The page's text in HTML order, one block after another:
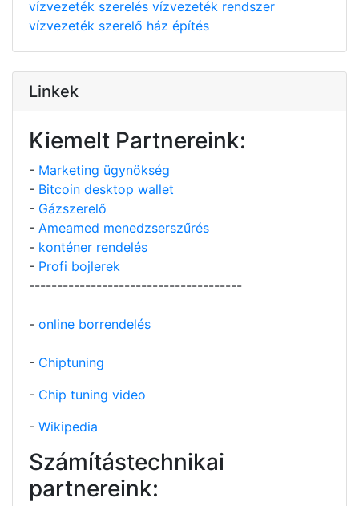
vízvezeték szerelés vízvezeték rendszer
vízvezeték szerelő ház építés
Linkek
Kiemelt Partnereink:
- Marketing ügynökség
- Bitcoin desktop wallet
- Gázszerelő
- Ameamed menedzserszűrés
- konténer rendelés
- Profi bojlerek
--------------------------------------
- online borrendelés
- Chiptuning
- Chip tuning video
- Wikipedia
Számítástechnikai
partnereink: